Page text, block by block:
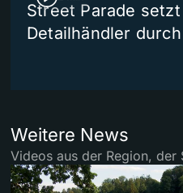
Street Parade
Detailhändler durch
Weitere News
Videos aus der Region, der